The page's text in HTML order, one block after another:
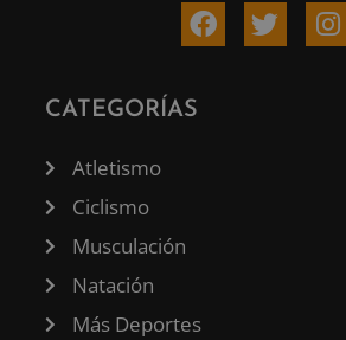
CATEGORÍAS
Atletismo
Ciclismo
Musculación
Natación
Más Deportes